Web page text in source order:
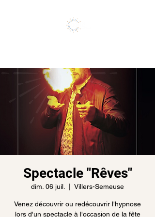
Spectacle "Rêves"
dim. 06 juil. Villers-Semeuse
Venez découvrir ou redécouvrir l'hypnose
lors d'un spectacle à l'occasion de la fête